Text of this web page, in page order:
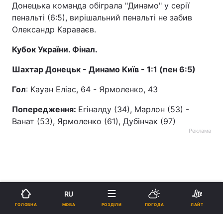
Донецька команда обіграла "Динамо" у серії
пенальті (6:5), вирішальний пенальті не забив
Олександр Караваєв.
Кубок України. Фінал.
Шахтар Донецьк - Динамо Київ - 1:1 (пен 6:5)
Гол: Кауан Еліас, 64 - Ярмоленко, 43
Попередження: Егіналду (34), Марлон (53) -
Ванат (53), Ярмоленко (61), Дубінчак (97)
Реклама
ГОЛОВНА
RU
МОВА РОЗДІЛИ ПОГОДА ЛАЙТ